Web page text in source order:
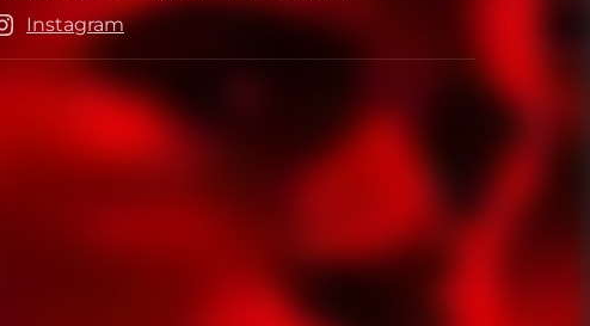
Instagram